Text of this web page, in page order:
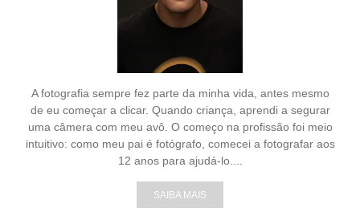
A fotografia sempre fez parte da minha vida, antes mesmo
de eu começar a clicar. Quando criança, aprendi a segurar
uma câmera com meu avô. O começo na profissão foi meio
intuitivo: como meu pai é fotógrafo, comecei a fotografar aos
12 anos para ajudá-lo....
SAIBA MAIS